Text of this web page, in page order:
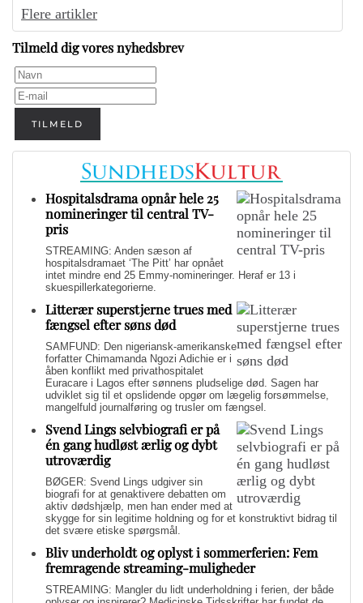
Flere artikler
Tilmeld dig vores nyhedsbrev
TILMELD
Hospitalsdrama opnår hele 25
nomineringer til central TV-
pris
STREAMING: Anden sæson af
hospitalsdramaet ‘The Pitt’ har opnået
intet mindre end 25 Emmy-nomineringer. Heraf er 13 i
skuespillerkategorierne.
Litterær superstjerne trues med
fængsel efter søns død
SAMFUND: Den nigeriansk-amerikanske
forfatter Chimamanda Ngozi Adichie er i
åben konflikt med privathospitalet
Euracare i Lagos efter sønnens pludselige død. Sagen har
udviklet sig til et opslidende opgør om lægelig forsømmelse,
mangelfuld journalføring og trusler om fængsel.
Svend Lings selvbiografi er på
én gang hudløst ærlig og dybt
utroværdig
BØGER: Svend Lings udgiver sin
biografi for at genaktivere debatten om
aktiv dødshjælp, men han ender med at
skygge for sin legitime holdning og for et konstruktivt bidrag til
det svære etiske spørgsmål.
Bliv underholdt og oplyst i sommerferien: Fem
fremragende streaming-muligheder
STREAMING: Mangler du lidt underholdning i ferien, der både